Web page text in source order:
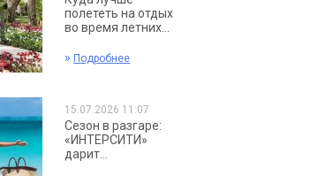
полететь на отдых
во время летних...
» Подробнее
15.07.2026 11:07
Сезон в разгаре:
«ИНТЕРСИТИ»
дарит...